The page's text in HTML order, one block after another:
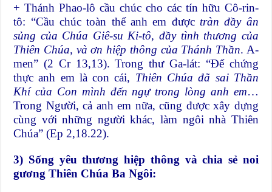
+ Thánh Phao-lô cầu chúc cho các tín hữu Cô-rin-
tô: “Cầu chúc toàn thể anh em được tràn đầy ân
sủng của Chúa Giê-su Ki-tô, đầy tình thương của
Thiên Chúa, và ơn hiệp thông của Thánh Thần. A-
men” (2 Cr 13,13). Trong thư Ga-lát: “Để chứng
thực anh em là con cái, Thiên Chúa đã sai Thần
Khí của Con mình đến ngự trong lòng anh em…
Trong Người, cả anh em nữa, cũng được xây dựng
cùng với những người khác, làm ngôi nhà Thiên
Chúa” (Ep 2,18.22).
3) Sống yêu thương hiệp thông và chia sẻ noi
gương Thiên Chúa Ba Ngôi: